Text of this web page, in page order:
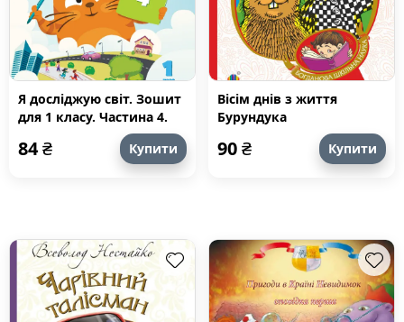
Я досліджую світ. Зошит
для 1 класу. Частина 4.
Зошит практикум для 1
класу (частина 4)
84₴ Купити
Вісім днів з життя
Бурундука
90₴ Купити